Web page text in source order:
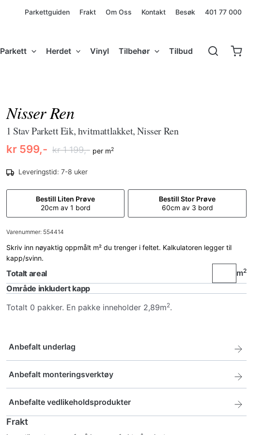
Parkettguiden Frakt Om Oss Kontakt Besøk 401 77 000
Parkett Herdet Vinyl Tilbehør Tilbud
Nisser Ren
1 Stav Parkett Eik, hvitmattlakket, Nisser Ren
kr1 199,-
pris
kr 1
199,-.
kr599,-
pris
kr 599,-.
per m2
Leveringstid: 7-8 uker
Bestill Liten Prøve
20cm av 1 bord
Bestill Stor Prøve
60cm av 3 bord
Varenummer: 554414
Skriv inn nøyaktig oppmålt m² du trenger i feltet. Kalkulatoren legger til
kapp/svinn.
Totalt areal m2
Område inkludert kapp
Totalt 0 pakker. En pakke inneholder 2,89m2.
Anbefalt underlag
Pro Super Underlag
Super
Underlag
Anbefalt monteringsverktøy
Avstandsklosser
Avstandsklosser
antall
Anbefalte vedlikeholdsprodukter
Frakt